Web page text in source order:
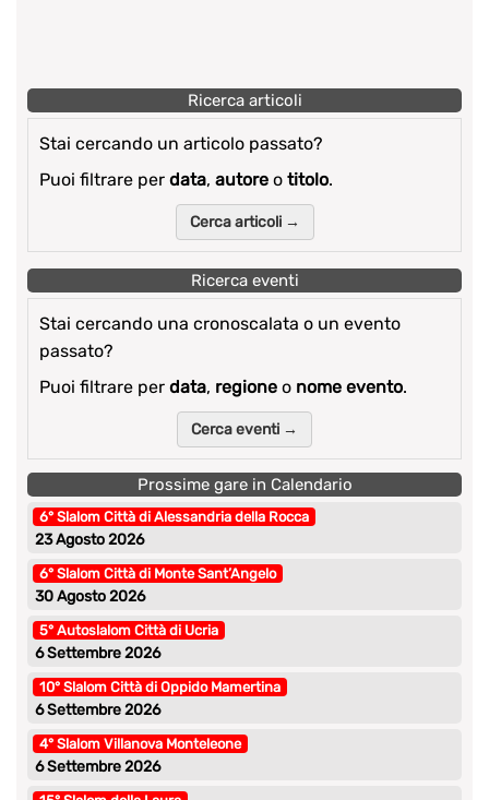
Ricerca articoli
Stai cercando un articolo passato?
Puoi filtrare per data, autore o titolo.
Cerca articoli →
Ricerca eventi
Stai cercando una cronoscalata o un evento
passato?
Puoi filtrare per data, regione o nome evento.
Cerca eventi →
Prossime gare in Calendario
6° Slalom Città di Alessandria della Rocca
23 Agosto 2026
6° Slalom Città di Monte Sant’Angelo
30 Agosto 2026
5° Autoslalom Città di Ucria
6 Settembre 2026
10° Slalom Città di Oppido Mamertina
6 Settembre 2026
4° Slalom Villanova Monteleone
6 Settembre 2026